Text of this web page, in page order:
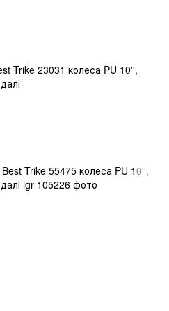
Trike 23031 колеса PU 10'',